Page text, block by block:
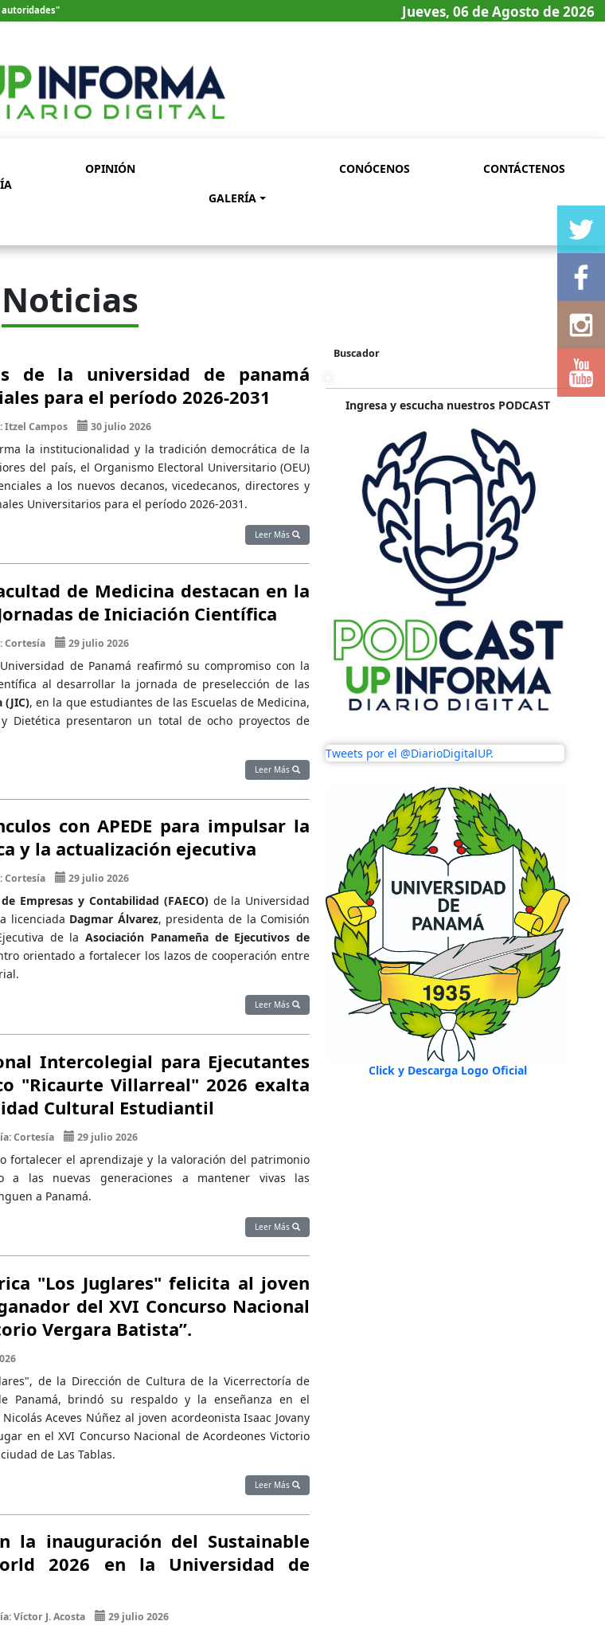
autoridades" Jueves, 06 de Agosto de 2026
OPINIÓN
GALERÍA
CONÓCENOS CONTÁCTENOS
Noticias
de la universidad de panamá
para el período 2026-2031
Campos 30 julio 2026
la institucionalidad y la tradición democrática de la
del país, el Organismo Electoral Universitario (OEU)
a los nuevos decanos, vicedecanos, directores y
Universitarios para el período 2026-2031.
Leer Más
de Medicina destacan en la
de Iniciación Científica
Cortesía 29 julio 2026
de Panamá reafirmó su compromiso con la
al desarrollar la jornada de preselección de las
(JIC), en la que estudiantes de las Escuelas de Medicina,
Dietética presentaron un total de ocho proyectos de
Leer Más
con APEDE para impulsar la
y la actualización ejecutiva
Cortesía 29 julio 2026
Empresas y Contabilidad (FAECO)de la Universidad
licenciada Dagmar Álvarez, presidenta de la Comisión
de laAsociación Panameña de Ejecutivos de
orientado a fortalecer los lazos de cooperación entre
Leer Más
Intercolegial para Ejecutantes
"Ricaurte Villarreal" 2026 exalta
Cultural Estudiantil
Cortesía 29 julio 2026
fortalecer el aprendizaje y la valoración del patrimonio
a las nuevas generaciones a mantener vivas las
a Panamá.
Leer Más
"Los Juglares" felicita al joven
del XVI Concurso Nacional
Vergara Batista”.
de la Dirección de Cultura de la Vicerrectoría de
Panamá, brindó su respaldo y la enseñanza en el
Aceves Núñez al joven acordeonista Isaac Jovany
en el XVI Concurso Nacional de Acordeones Victorio
de Las Tablas.
Leer Más
la inauguración del Sustainable
2026 en la Universidad de
Víctor J. Acosta 29 julio 2026
Buscador
Ingresa y escucha nuestros PODCAST
Tweets por el @DiarioDigitalUP.
Click y Descarga Logo Oficial